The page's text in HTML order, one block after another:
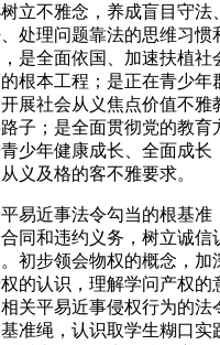
立不雅念，养成盲目守法、
处理问题靠法的思维习惯
是全面依国、加速扶植社
根本工程；是正在青少年
展社会从义焦点价值不雅
子；是全面贯彻党的教育
少年健康成长、全面成长
义及格的客不雅要求。
近事法令勾当的根基准
同和违约义务，树立诚信
初步领会物权的概念，加
的认识，理解学问产权的
关平易近事侵权行为的法
准绳，认识取学生糊口实